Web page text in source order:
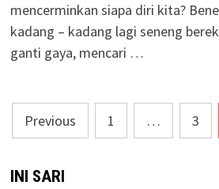
mencerminkan siapa diri kita?
kadang – kadang lagi seneng
ganti gaya, mencari …
Posts
pagination
Previous 1 … 3
INI SARI